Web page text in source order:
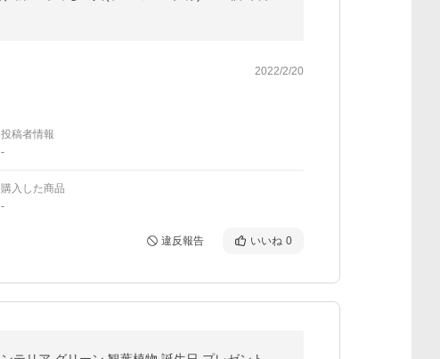
2022/2/20
投稿者情報
-
購入した商品
-
違反報告 いいね 0